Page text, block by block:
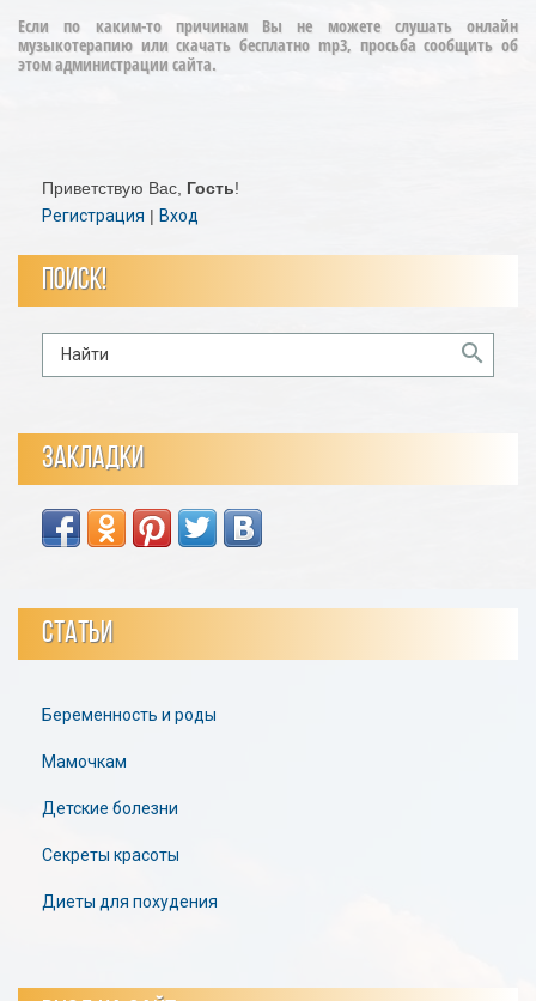
Если по каким-то причинам Вы не можете слушать онлайн
музыкотерапию или скачать бесплатно mp3, просьба сообщить об
этом администрации сайта.
Приветствую Вас Гость!
Регистрация | Вход
ПОИСК!
ЗАКЛАДКИ
СТАТЬИ
Беременность и роды
Мамочкам
Детские болезни
Секреты красоты
Диеты для похудения